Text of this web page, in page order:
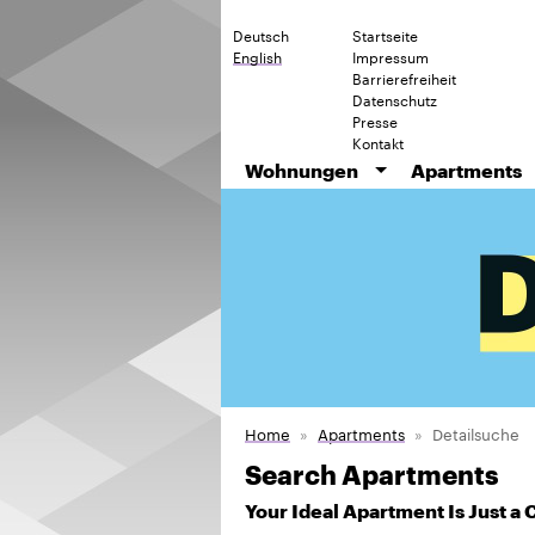
Deutsch
English
Startseite
Impressum
Barrierefreiheit
Datenschutz
Presse
Kontakt
Wohnungen
Apartments
Your Ideal Apartment Is Just a
Search for the ideal apartment
Sort by
Datum Rooms Rent Sort
descending